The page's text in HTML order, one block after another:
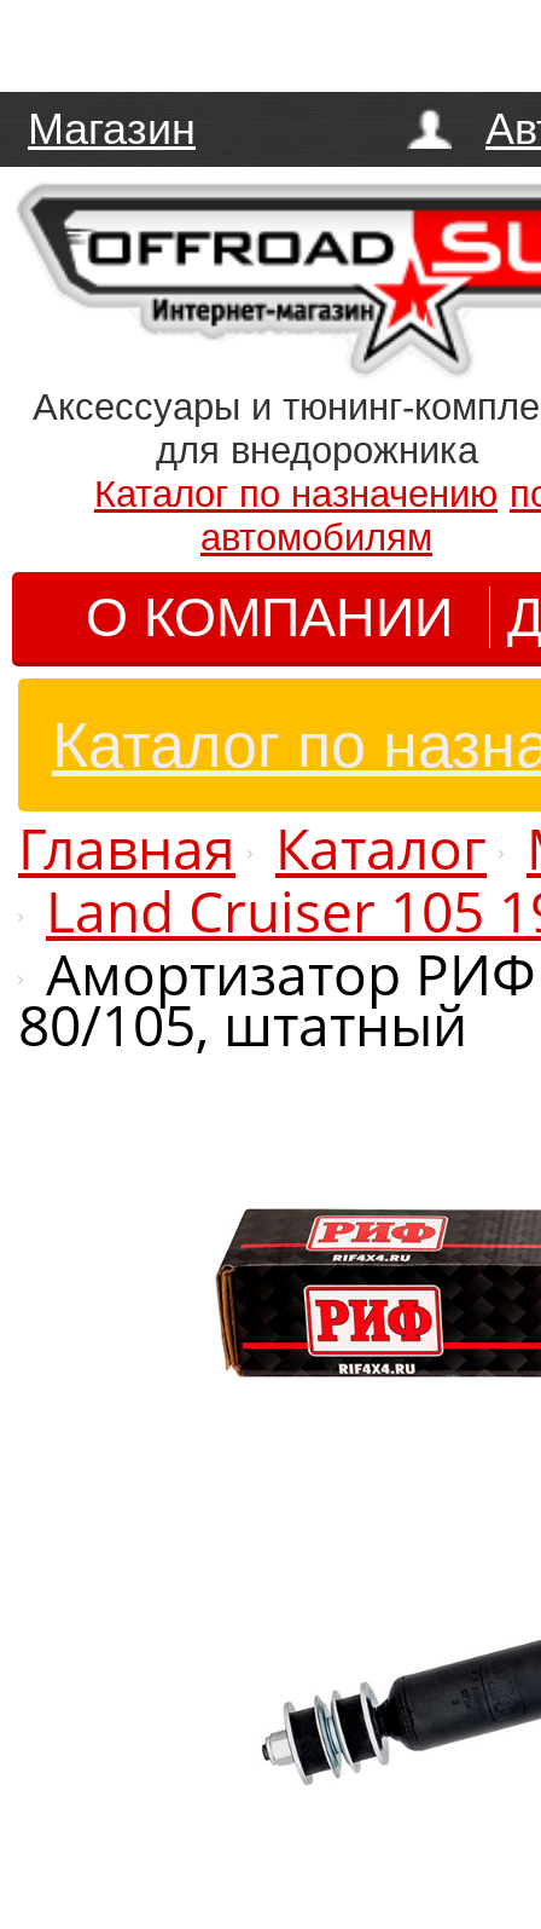
Магазин
Аксессуары и тюнинг-
для внедорожника
Каталог по назначению
автомобилям
О КОМПАНИИ
Каталог по
Главная Каталог
Land Cruiser 105
Амортизатор
80/105, штатный